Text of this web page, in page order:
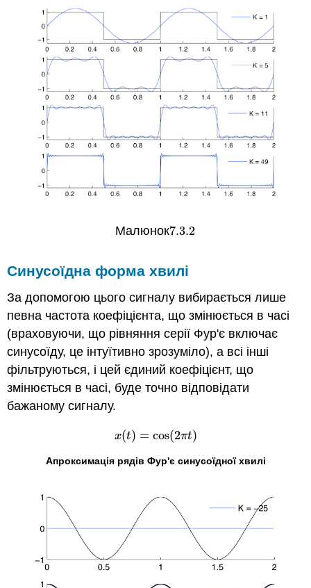
Малюнок7.3.2
7.3.2
Синусоїдна форма хвилі
За допомогою цього сигналу вибирається лише
певна частота коефіцієнта, що змінюється в часі
(враховуючи, що рівняння серії Фур'є включає
синусоїду, це інтуїтивно зрозуміло), а всі інші
фільтруються, і цей єдиний коефіцієнт, що
змінюється в часі, буде точно відповідати
бажаному сигналу.
x(t) = cos(2πt)
x(t) =cos(2πt)
Апроксимація рядів Фур'є синусоїдної хвилі